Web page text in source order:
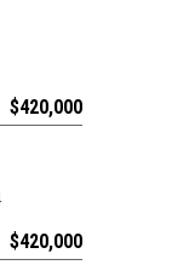
$420,000
$420,000